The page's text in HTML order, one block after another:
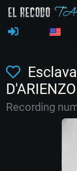
D'ARIENZO
Recording